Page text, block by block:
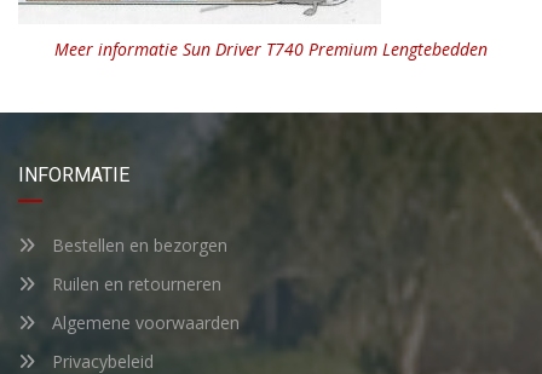
Meer informatie Sun Driver T740 Premium Lengtebedden
INFORMATIE
Bestellen en bezorgen
Ruilen en retourneren
Algemene voorwaarden
Privacybeleid